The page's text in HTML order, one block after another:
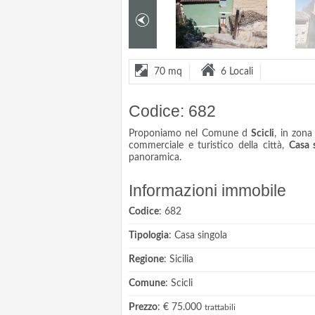
70 mq 6 Locali
Codice: 682
Proponiamo nel Comune dScicli, in zona
commerciale e turistico della città, Casa
panoramica.
Informazioni immobile
Codice: 682
Tipologia: Casa singola
Regione: Sicilia
Comune: Scicli
Prezzo: € 75.000 trattabili